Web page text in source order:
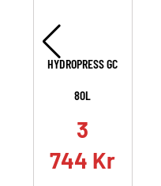
HYDROPRESS GC
80L
3
744 Kr